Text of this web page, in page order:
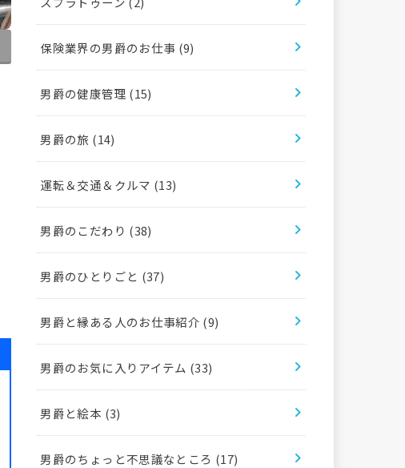
保険業界の男爵のお仕事 (9)
男爵の健康管理 (15)
男爵の旅 (14)
運転＆交通＆クルマ (13)
男爵のこだわり (38)
男爵のひとりごと (37)
男爵と縁ある人のお仕事紹介 (9)
男爵のお気に入りアイテム (33)
男爵と絵本 (3)
男爵のちょっと不思議なところ (17)